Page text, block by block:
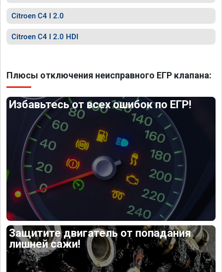
Citroen C4 I 2.0
Citroen C4 I 2.0 HDI
Плюсы отключения неисправного ЕГР клапана:
Избавьтесь от всех ошибок по ЕГР!
Защитите двигатель от попадания
лишней сажи!